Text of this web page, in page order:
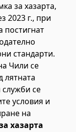
за хазарта,
2023 г., при
постигнат
стандарти.
Чили се
лятната
служби се
условия и
на
хазарта